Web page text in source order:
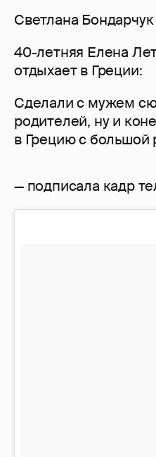
Светлана Бондарчук
40-летняя Елена
отдыхает в Греции:
Сделали с мужем
родителей, ну и
в Грецию с большой
— подписала кадр